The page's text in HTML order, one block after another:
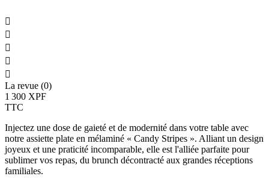





La revue (0)
1 300 XPF
TTC
Injectez une dose de gaieté et de modernité dans votre table avec
notre assiette plate en mélaminé « Candy Stripes ». Alliant un design
joyeux et une praticité incomparable, elle est l'alliée parfaite pour
sublimer vos repas, du brunch décontracté aux grandes réceptions
familiales.